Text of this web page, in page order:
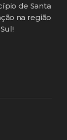
de Santa
na região